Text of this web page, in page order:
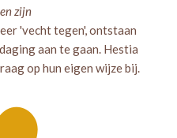
zijn
'vecht tegen', ontstaan
aan te gaan. Hestia
op hun eigen wijze bij.